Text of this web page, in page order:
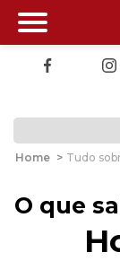
Home > Tudo
O que